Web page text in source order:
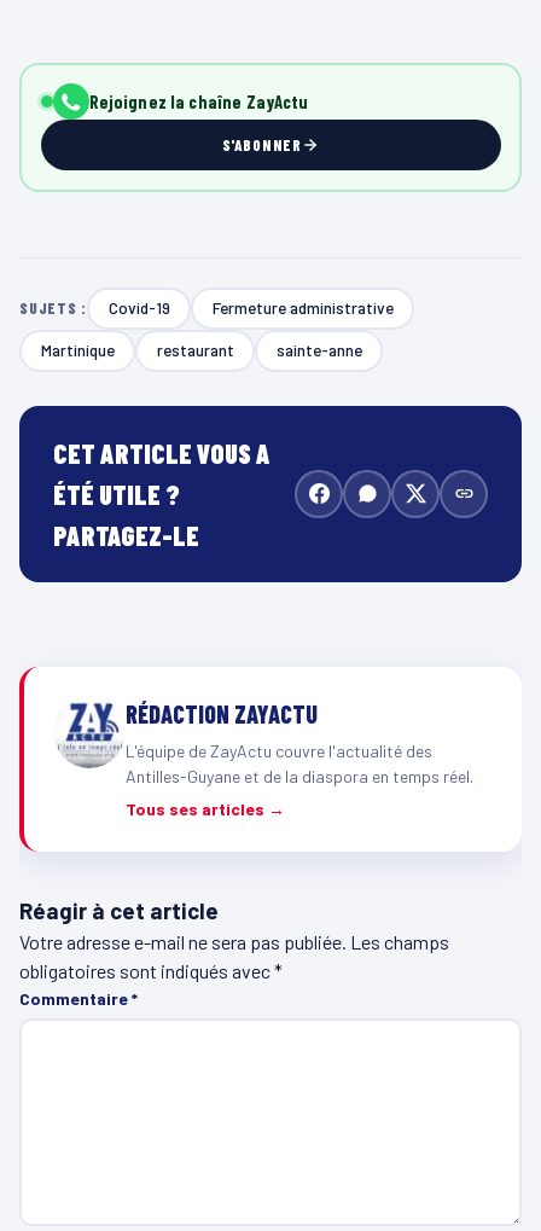
Rejoignez la chaîne ZayActu
S'ABONNER
SUJETS : Covid-19 Fermeture administrative
Martinique restaurant sainte-anne
CET ARTICLE VOUS A
ÉTÉ UTILE ?
PARTAGEZ-LE
RÉDACTION ZAYACTU
L'équipe de ZayActu couvre l'actualité des
Antilles-Guyane et de la diaspora en temps réel.
Tous ses articles →
Réagir à cet article
Votre adresse e-mail ne sera pas publiée. Les champs
obligatoires sont indiqués avec*
Commentaire*